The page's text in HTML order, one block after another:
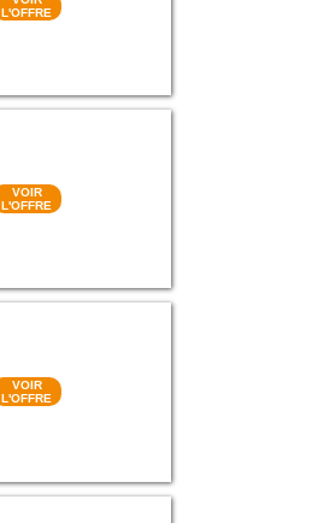
L'OFFRE
VOIR
L'OFFRE
VOIR
L'OFFRE